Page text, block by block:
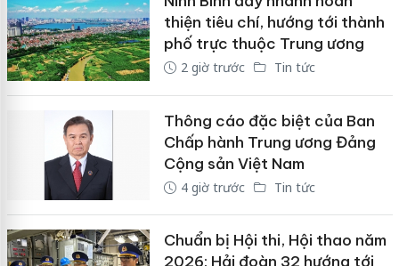
thiện tiêu chí, hướng tới thành
phố trực thuộc Trung ương
2 giờ trước Tin tức
Thông cáo đặc biệt của Ban
Chấp hành Trung ương Đảng
Cộng sản Việt Nam
4 giờ trước Tin tức
Chuẩn bị Hội thi, Hội thao năm
2026: Hải đoàn 32 hướng tới